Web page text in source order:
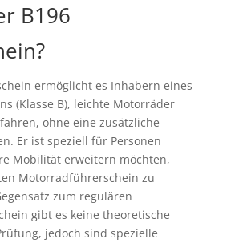
B196
ermöglicht es Inhabern eines
(Klasse B), leichte Motorräder
ohne eine zusätzliche
Er ist speziell für Personen
Mobilität erweitern möchten,
Motorradführerschein zu
zum regulären
gibt es keine theoretische
jedoch sind spezielle